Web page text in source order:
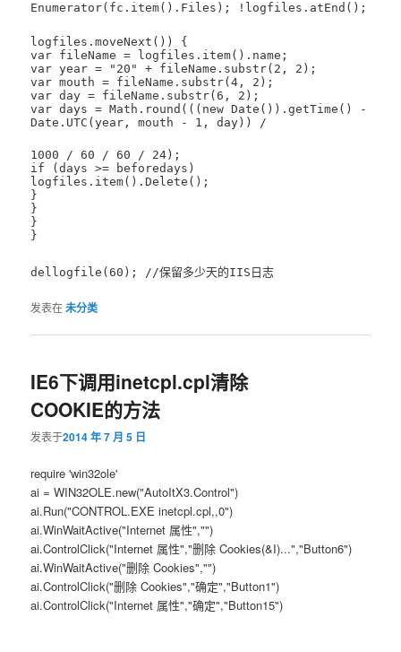
Enumerator(fc.item().Files); !logfiles.atEnd();
logfiles.moveNext()) {
var fileName = logfiles.item().name;
var year = "20" + fileName.substr(2, 2);
var mouth = fileName.substr(4, 2);
var day = fileName.substr(6, 2);
var days = Math.round(((new Date()).getTime() -
Date.UTC(year, mouth - 1, day)) /
1000 / 60 / 60 / 24);
if (days >= beforedays)
logfiles.item().Delete();
}
}
}
}
dellogfile(60); //保留多少天的IIS日志
发表在未分类
IE6下调用inetcpl.cpl清除
COOKIE的方法
发表于2014 年 7 月 5 日
require 'win32ole'
ai = WIN32OLE.new("AutoItX3.Control")
ai.Run("CONTROL.EXE inetcpl.cpl,,0")
ai.WinWaitActive("Internet 属性","")
ai.ControlClick("Internet 属性","删除 Cookies(&I)...","Button6")
ai.WinWaitActive("删除 Cookies","")
ai.ControlClick("删除 Cookies","确定","Button1")
ai.ControlClick("Internet 属性","确定","Button15")